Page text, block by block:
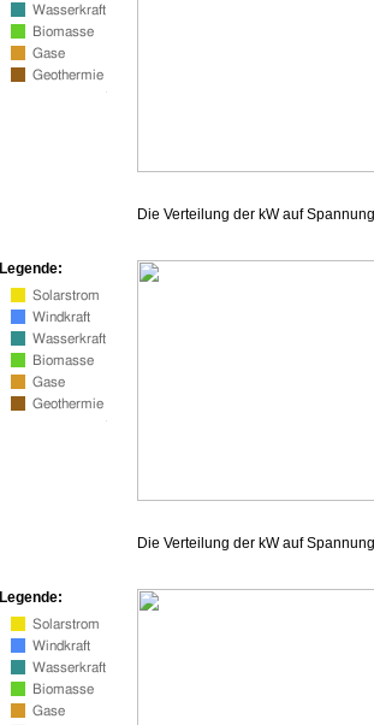
Die Verteilung der kW auf
Legende:
Die Verteilung der kW auf
Legende: